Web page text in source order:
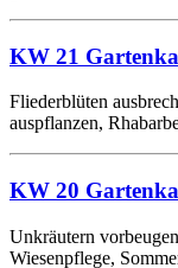
KW 21
Fliederblüten
auspflanzen,
KW 20
Unkräutern
Wiesenpflege,